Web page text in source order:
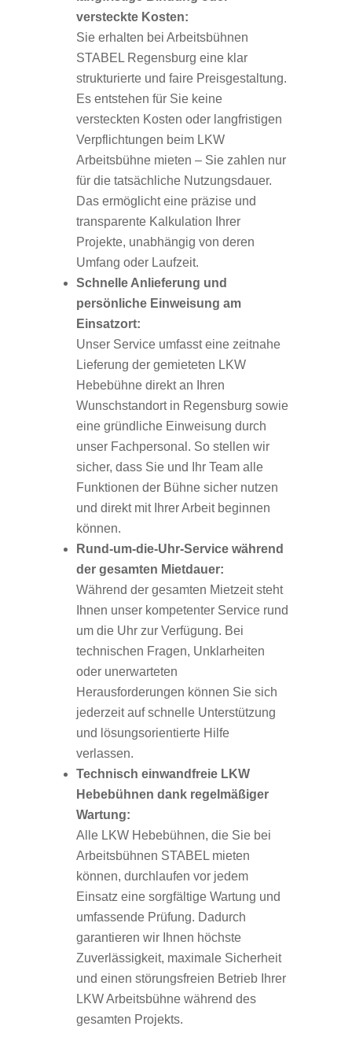
versteckte Kosten:
Sie erhalten bei Arbeitsbühnen
STABEL Regensburg eine klar
strukturierte und faire Preisgestaltung.
Es entstehen für Sie keine
versteckten Kosten oder langfristigen
Verpflichtungen beim LKW
Arbeitsbühne mieten – Sie zahlen nur
für die tatsächliche Nutzungsdauer.
Das ermöglicht eine präzise und
transparente Kalkulation Ihrer
Projekte, unabhängig von deren
Umfang oder Laufzeit.
Schnelle Anlieferung und
persönliche Einweisung am
Einsatzort:
Unser Service umfasst eine zeitnahe
Lieferung der gemieteten LKW
Hebebühne direkt an Ihren
Wunschstandort in Regensburg sowie
eine gründliche Einweisung durch
unser Fachpersonal. So stellen wir
sicher, dass Sie und Ihr Team alle
Funktionen der Bühne sicher nutzen
und direkt mit Ihrer Arbeit beginnen
können.
Rund-um-die-Uhr-Service während
der gesamten Mietdauer:
Während der gesamten Mietzeit steht
Ihnen unser kompetenter Service rund
um die Uhr zur Verfügung. Bei
technischen Fragen, Unklarheiten
oder unerwarteten
Herausforderungen können Sie sich
jederzeit auf schnelle Unterstützung
und lösungsorientierte Hilfe
verlassen.
Technisch einwandfreie LKW
Hebebühnen dank regelmäßiger
Wartung:
Alle LKW Hebebühnen, die Sie bei
Arbeitsbühnen STABEL mieten
können, durchlaufen vor jedem
Einsatz eine sorgfältige Wartung und
umfassende Prüfung. Dadurch
garantieren wir Ihnen höchste
Zuverlässigkeit, maximale Sicherheit
und einen störungsfreien Betrieb Ihrer
LKW Arbeitsbühne während des
gesamten Projekts.